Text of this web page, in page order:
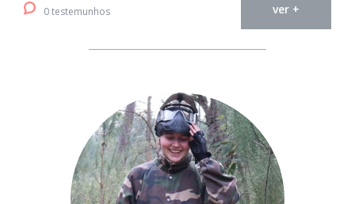
0 testemunhos ver +